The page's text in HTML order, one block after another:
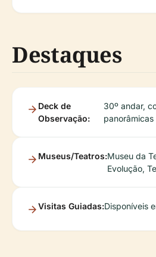
Destaques
Deck de
Observação:
30º andar,
Museus/Teatros:Museu da
Evolução,
Visitas Guiadas:Disponíveis